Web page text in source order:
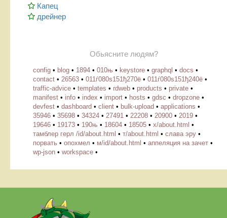
Капец
дрейнер
Обьясните людям?
config • blog • 1894 • 010њ • keystore • graphql • docs •
contact • 26563 • 011ѓ080ѕ151ђ270ё • 011ѓ080ѕ151ђ240ё •
traffic-advice • templates • rdweb • products • private •
manifest • info • index • import • hosts • gdsc • dropzone •
devfest • dashboard • client • bulk-upload • applications •
35946 • 35698 • 34324 • 27491 • 22208 • 20900 • 2019 •
19646 • 19173 • 190њ • 18604 • 18505 • х/about.html •
тамблер герл /id/about.html • т/about.html • слава эру •
порвать • опохмел • м/id/about.html • аппеляция на зачет •
wp-json • workspace •